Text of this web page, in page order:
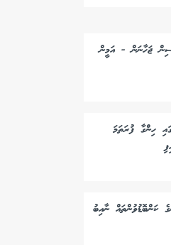
ޖަހާނަން - އަމީން
ހިންގާ ފުރަތަމަ
ކަންބޮޑުވުންތައް ނާއިބު